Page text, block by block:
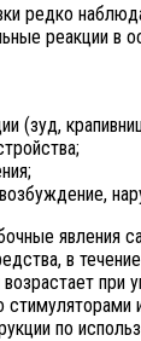
редко
реакции в
(зуд,
явления
в
при
стимуляторами
по